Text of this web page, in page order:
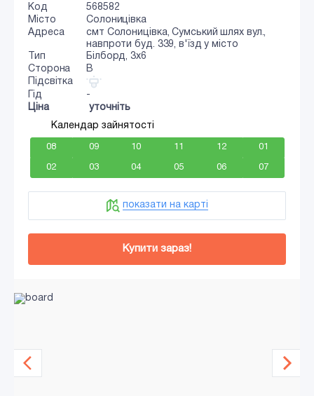
Код
568582
Місто
Солоницівка
Адреса
смт Солоницівка, Сумський шлях вул.,
навпроти буд. 339, в'їзд у місто
Тип
Білборд, 3x6
Сторона
B
Підсвітка
Гід
-
Ціна
уточніть
Календар зайнятості
08 09 10 11 12 01
02 03 04 05 06 07
показати на карті
Купити зараз!